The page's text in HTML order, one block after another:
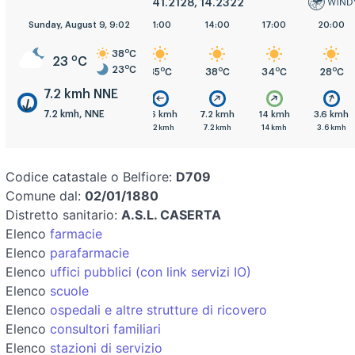
41.2128, 14.2322
Sunday, August 9, 9:02
23 oC
38 oC
23 oC
7.2 kmh NNE
7.2 kmh, NNE
5:00
7.2 kmh
8:00
27oC
3.6 kmh
11:00
35 oC
3.6 kmh
7.2 kmh
14:00
38 oC
7.2 kmh
7.2 kmh
17:00
34 oC
14 kmh
14 kmh
20:00
28 oC
3.6 kmh
3.6 kmh
Codice catastale o Belfiore: D709
Comune dal: 02/01/1880
Distretto sanitario: A.S.L. CASERTA
Elenco farmacie
Elenco parafarmacie
Elenco uffici pubblici (con link servizi IO)
Elenco scuole
Elenco ospedali e altre strutture di ricovero
Elenco consultori familiari
Elenco stazioni di servizio